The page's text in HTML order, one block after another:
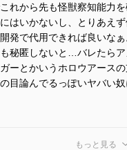
れから先も怪獣察知能力
はいかないし、とりあえ
発で代用できれば良いな
秘匿しないと…バレたら
ーとかいうホロウアース
目論んでるっぽいヤバい
もっと見る